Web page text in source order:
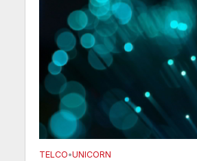
TELCO•UNICORN